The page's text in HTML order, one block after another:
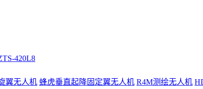
420L8
翼无人机 蜂虎垂直起降固定翼无人机 R4M测绘无人机